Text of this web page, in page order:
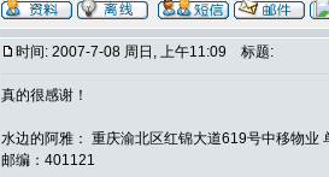
时间: 2007-7-08 周日, 上午11:09 标题:
真的很感谢！
水边的阿雅： 重庆渝北区红锦大道619号中移物业
邮编：401121